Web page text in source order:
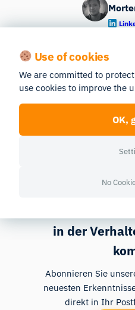
SHARE
in der
Abonnieren Sie
neuesten
direkt in Ihr
Use of cookies
We are committed to
use cookies to improve the
OK,
No